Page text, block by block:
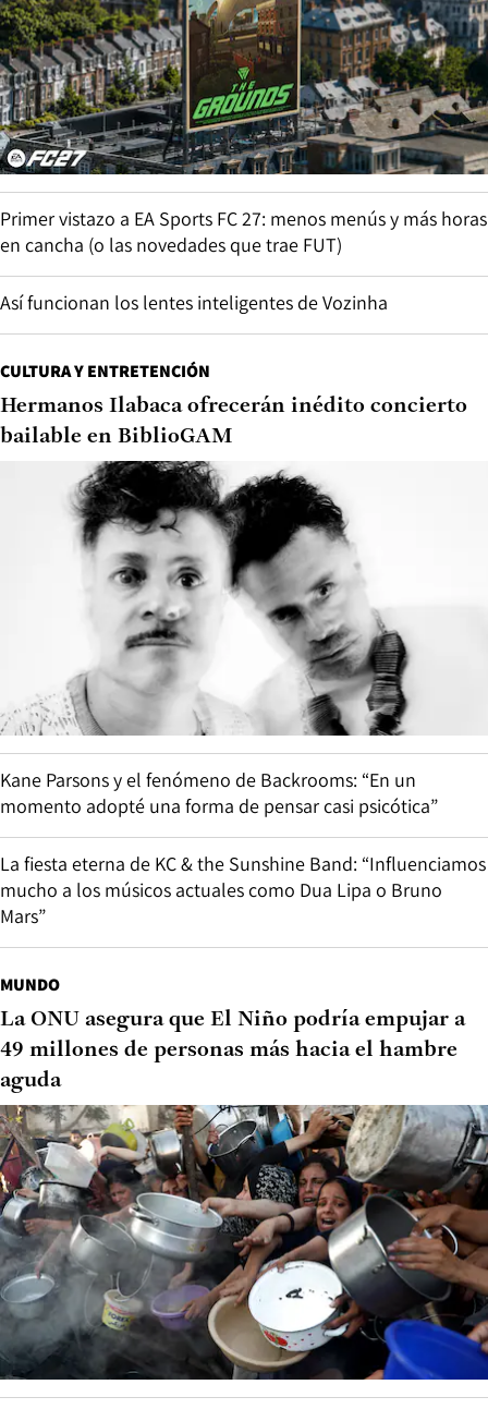
Primer vistazo a EA Sports FC 27: menos menús y más horas
en cancha (o las novedades que trae FUT)
Así funcionan los lentes inteligentes de Vozinha
CULTURA Y ENTRETENCIÓN
Hermanos Ilabaca ofrecerán inédito concierto
bailable en BiblioGAM
Kane Parsons y el fenómeno de Backrooms: “En un
momento adopté una forma de pensar casi psicótica”
La fiesta eterna de KC & the Sunshine Band: “Influenciamos
mucho a los músicos actuales como Dua Lipa o Bruno
Mars”
MUNDO
La ONU asegura que El Niño podría empujar a
49 millones de personas más hacia el hambre
aguda